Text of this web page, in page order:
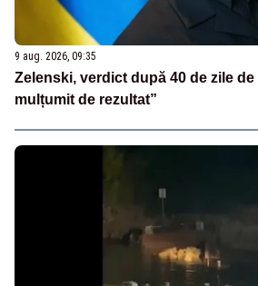
9 aug. 2026, 09:35
Zelenski, verdict după 40 de zile
mulțumit de rezultat”